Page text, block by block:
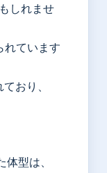
しれませ
れています
おり、
型は、